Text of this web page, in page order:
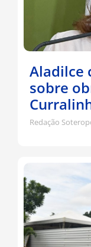
Aladilce
sobre
Redação